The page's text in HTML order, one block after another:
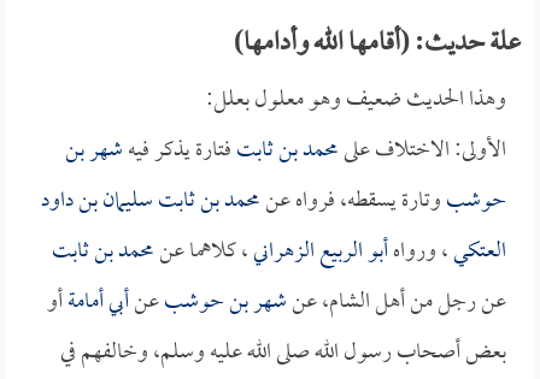
علة حديث: (أقامها الله وأدامها)
وهذا الحديث ضعيف وهو معلول بعلل:
الأولى: الاختلاف علىمحمد بن ثابتفتارة يذكر فيهشهر بن
حوشبوتارة يسقطه، فرواه عنمحمد بن ثابتسليمان بن داود
العتكي، ورواهأبو الربيع الزهراني، كلاهما عنمحمد بن ثابت
عن رجل من أهل الشام، عنشهر بن حوشبعنأبي أمامةأو
بعض أصحاب رسول الله صلى الله عليه وسلم، وخالفهم في